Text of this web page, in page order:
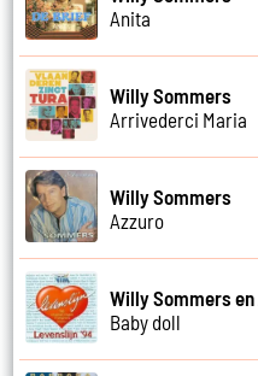
Anita
Willy Sommers
Arrivederci Maria
Willy Sommers
Azzuro
Willy Sommers
Baby doll